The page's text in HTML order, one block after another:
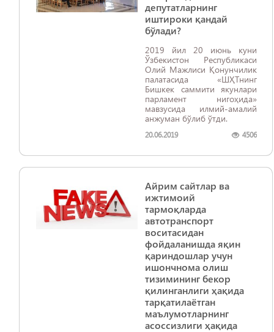
депутатларнинг
иштироки қандай
бўлади?
2019 йил 20 июнь куни
Ўзбекистон Республикаси
Олий Мажлиси Қонунчилик
палатасида «ШҲТнинг
Бишкек саммити якунлари
парламент нигоҳида»
мавзусида илмий-амалий
анжуман бўлиб ўтди.
20.06.2019 4506
Айрим сайтлар ва
ижтимоий
тармоқларда
автотранспорт
воситасидан
фойдаланишда яқин
қариндошлар учун
ишончнома олиш
тизимининг бекор
қилинганлиги ҳақида
тарқатилаётган
маълумотларнинг
асоссизлиги ҳақида